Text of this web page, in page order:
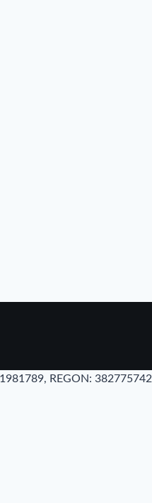
REGON: 382775742